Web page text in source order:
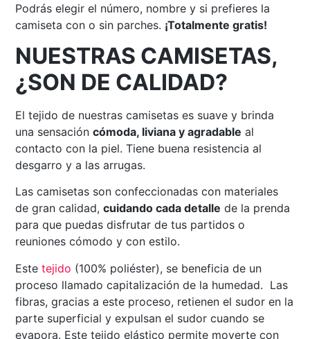
Podrás elegir el número, nombre y si prefieres la
camiseta con o sin parches. ¡Totalmente gratis!
NUESTRAS CAMISETAS,
¿SON DE CALIDAD?
El tejido de nuestras camisetas es suave y brinda
una sensacióncómoda, liviana y agradable al
contacto con la piel. Tiene buena resistencia al
desgarro y a las arrugas.
Las camisetas son confeccionadas con materiales
de gran calidad,cuidando cada detalle de la prenda
para que puedas disfrutar de tus partidos o
reuniones cómodo y con estilo.
Estetejido (100% poliéster), se beneficia de un
proceso llamado capitalización de la humedad. Las
fibras, gracias a este proceso, retienen el sudor en la
parte superficial y expulsan el sudor cuando se
evapora. Este tejido elástico permite moverte con